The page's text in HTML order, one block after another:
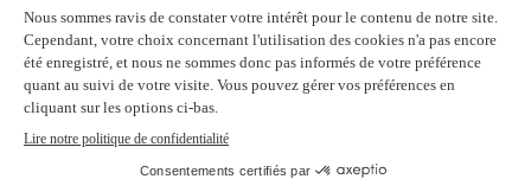
Livraison gratuite sur tout achat de
100$ CAD et plus avant taxes.